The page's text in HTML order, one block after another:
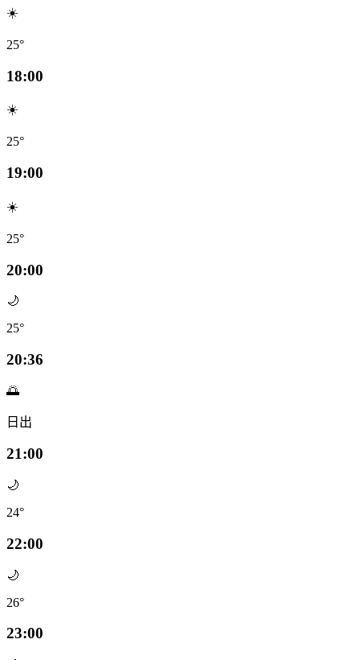
☀️
25°
18:00
☀️
25°
19:00
☀️
25°
20:00
🌙
25°
20:36
🌅
日出
21:00
🌙
24°
22:00
🌙
26°
23:00